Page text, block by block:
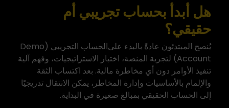
هل أبدأ بحساب تجريبي أم
حقيقي؟
يُنصح المبتدئون عادةً بالبدء علىالحساب التجريبي
(Demo
Account) لتجربة المنصة، اختبار الاستراتيجيات، وفهم آلية
تنفيذ الأوامر دون أي مخاطرة مالية. بعد اكتساب الثقة
والإلمام بالأساسيات وإدارة المخاطر، يمكن الانتقال تدريجيًا
إلى الحساب الحقيقي بمبالغ صغيرة في البداية.